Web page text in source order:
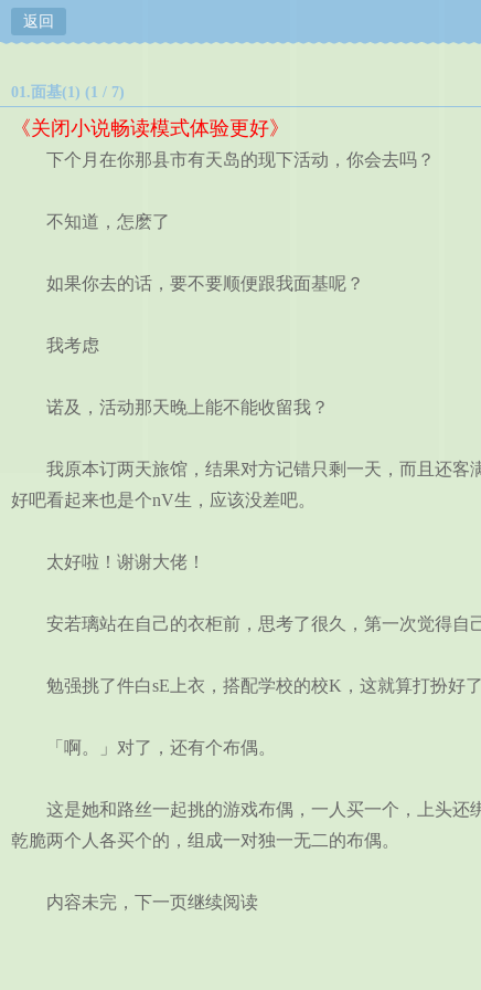
返回
01.面基(1) (1 / 7)
《关闭小说畅读模式体验更好》
下个月在你那县市有天岛的现下活动，你会去吗？
不知道，怎麽了
如果你去的话，要不要顺便跟我面基呢？
我考虑
诺及，活动那天晚上能不能收留我？
我原本订两天旅馆，结果对方记错只剩一天，而且还客
好吧看起来也是个nV生，应该没差吧。
太好啦！谢谢大佬！
安若璃站在自己的衣柜前，思考了很久，第一次觉得自
勉强挑了件白sE上衣，搭配学校的校K，这就算打扮好了
「啊。」对了，还有个布偶。
这是她和路丝一起挑的游戏布偶，一人买一个，上头还
乾脆两个人各买个的，组成一对独一无二的布偶。
内容未完，下一页继续阅读